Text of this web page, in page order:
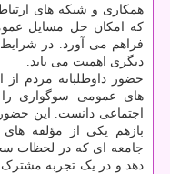
همکاری و شبکه های
که امکان حل مسایل
فراهم می آورد. در شرایط
دیگری اهمیت می یابد.
حضور داوطلبانه مردم
های عمومی سوگواری
اجتماعی دانست. این
بازهم یکی از مؤلفه
جامعه ای که در لحظات
دهد و در یک تجربه مشترک